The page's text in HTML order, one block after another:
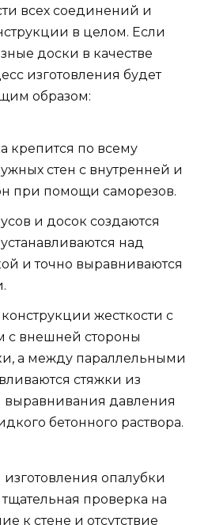
всех соединений и
в целом. Если
доски в качестве
изготовления будет
образом:
крепится по всему
стен с внутренней и
при помощи саморезов.
и досок создаются
над
и точно выравниваются
жесткости с
с внешней стороны
а между параллельными
стяжки из
выравнивания давления
бетонного раствора.
опалубки
проверка на
к стене и отсутствие